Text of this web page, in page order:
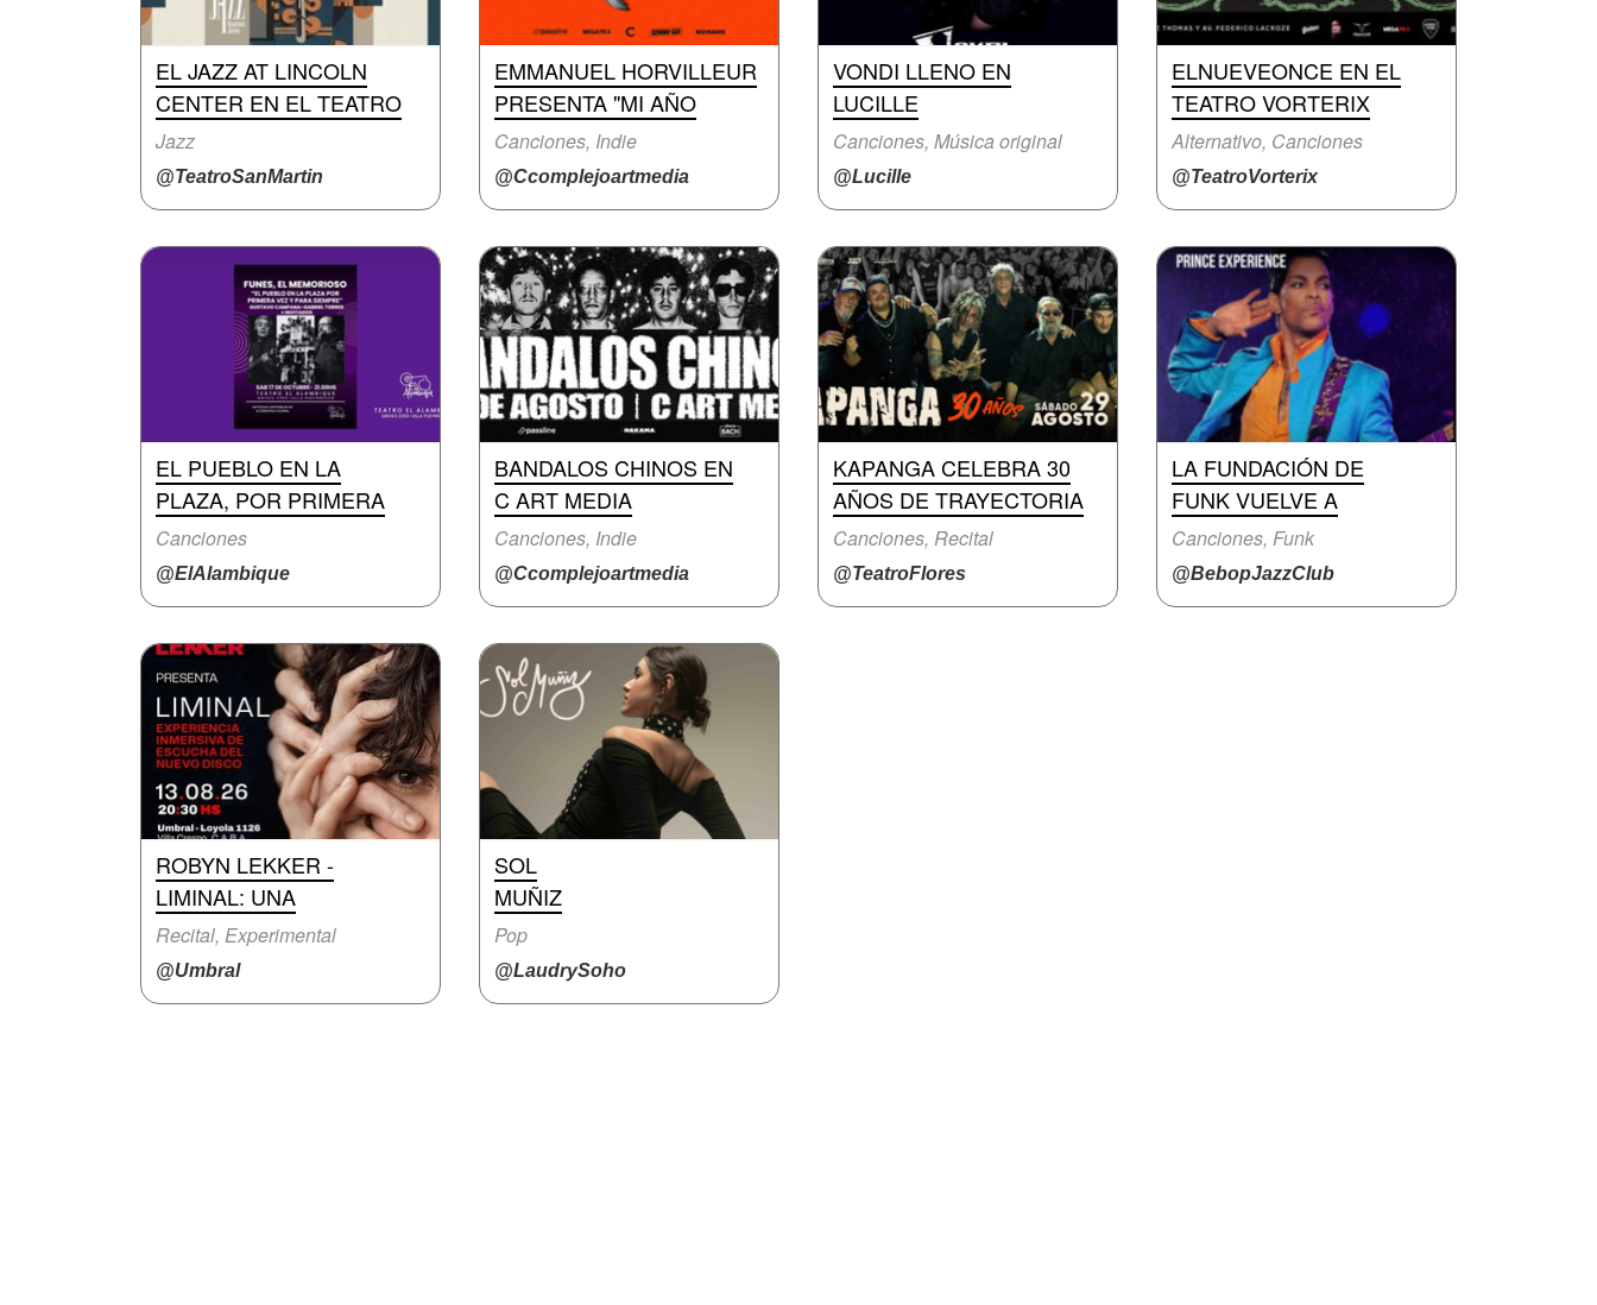
EL JAZZ AT LINCOLN
CENTER EN EL TEATRO
Jazz
@TeatroSanMartin
EMMANUEL HORVILLEUR
PRESENTA "MI AÑO
Canciones, Indie
@Ccomplejoartmedia
VONDI LLENO EN
LUCILLE
Canciones, Música original
@Lucille
ELNUEVEONCE EN EL
TEATRO VORTERIX
Alternativo, Canciones
@TeatroVorterix
EL PUEBLO EN LA
PLAZA, POR PRIMERA
Canciones
@ElAlambique
BANDALOS CHINOS EN
C ART MEDIA
Canciones, Indie
@Ccomplejoartmedia
KAPANGA CELEBRA 30
AÑOS DE TRAYECTORIA
Canciones, Recital
@TeatroFlores
LA FUNDACIÓN DE
FUNK VUELVE A
Canciones, Funk
@BebopJazzClub
ROBYN LEKKER -
LIMINAL: UNA
Recital, Experimental
@Umbral
SOL
MUÑIZ
Pop
@LaudrySoho